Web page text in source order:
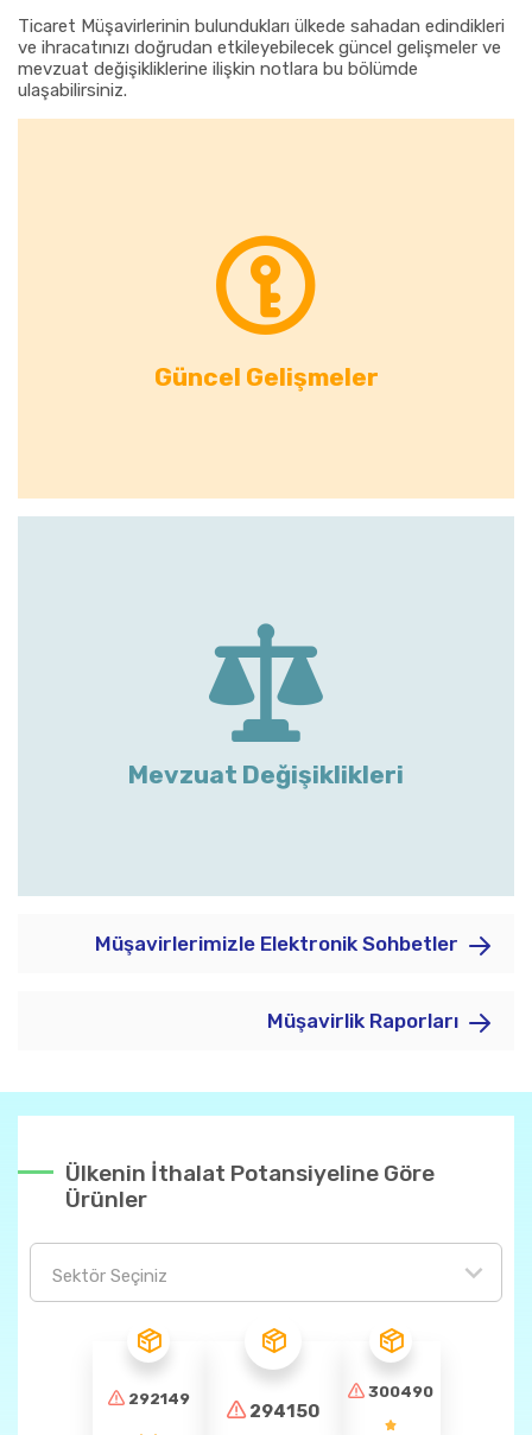
Ticaret Müşavirlerinin bulundukları ülkede sahadan edindikleri
ve ihracatınızı doğrudan etkileyebilecek güncel gelişmeler ve
mevzuat değişikliklerine ilişkin notlara bu bölümde
ulaşabilirsiniz.
Güncel Gelişmeler
Mevzuat Değişiklikleri
Müşavirlerimizle Elektronik Sohbetler
Müşavirlik Raporları
Ülkenin İthalat Potansiyeline Göre
Ürünler
Sektör Seçiniz
292149
294150
300490